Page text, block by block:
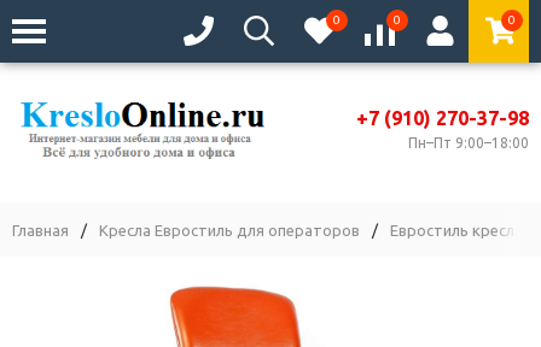
0 0 0
+7 (910) 270-37-98
Пн–Пт 9:00–18:00
Главная / Кресла Евростиль для операторов / Евростиль кресла